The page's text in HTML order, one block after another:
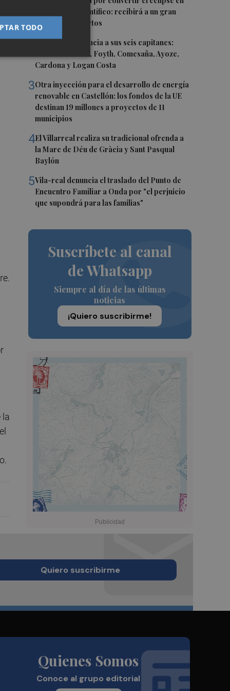
un referente científico: recibirá a un gran
equipo de expertos
2El Villarreal anuncia a sus seis capitanes:
Gerard Moreno, Foyth, Comesaña, Ayoze,
Cardona y Logan Costa
3Otra inyección para el desarrollo de energía
renovable en Castellón: los fondos de la UE
destinan 19 millones a proyectos de 11
municipios
4El Villarreal realiza su tradicional ofrenda a
la Mare de Déu de Gràcia y Sant Pasqual
Baylón
5Vila-real denuncia el traslado del Punto de
Encuentro Familiar a Onda por "el perjuicio
que supondrá para las familias"
Suscríbete al canal
de Whatsapp
Siempre al día de las últimas
noticias
¡Quiero suscribirme!
la
Quiero suscribirme
Quienes Somos
Conoce al grupo editorial
TODO